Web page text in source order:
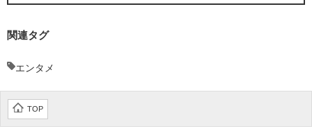
関連タグ
エンタメ
TOP